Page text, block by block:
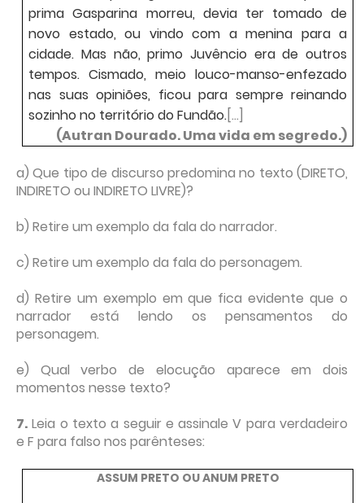
prima Gasparina morreu, devia ter tomado de
novo estado, ou vindo com a menina para a
cidade. Mas não, primo Juvêncio era de outros
tempos. Cismado, meio louco-manso-enfezado
nas suas opiniões, ficou para sempre reinando
sozinho no território do Fundão.[...]
(Autran Dourado. Uma vida em segredo.)
a) Que tipo de discurso predomina no texto (DIRETO,
INDIRETO ou INDIRETO LIVRE)?
b) Retire um exemplo da fala do narrador.
c) Retire um exemplo da fala do personagem.
d) Retire um exemplo em que fica evidente que o
narrador está lendo os pensamentos do
personagem.
e) Qual verbo de elocução aparece em dois
momentos nesse texto?
7. Leia o texto a seguir e assinale V para verdadeiro
e F para falso nos parênteses:
ASSUM PRETO OU ANUM PRETO